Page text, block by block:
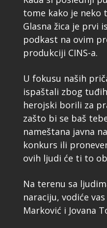
tome kako je neko
Glasna žica je prvi
podkast na ovim
produkciji CINS-a.
U fokusu naših
ispaštali zbog
herojski borili za
zašto bi se baš
nameštana javna
konkurs ili
ovih ljudi će ti to
Na terenu sa
naraciju, vodiće
Marković i Jovana